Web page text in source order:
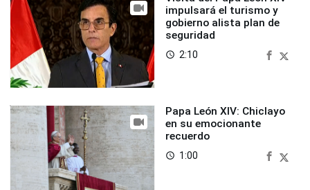
impulsará el turismo y
gobierno alista plan de
seguridad
access_time 2:10
Papa León XIV: Chiclayo
en su emocionante
recuerdo
access_time 1:00